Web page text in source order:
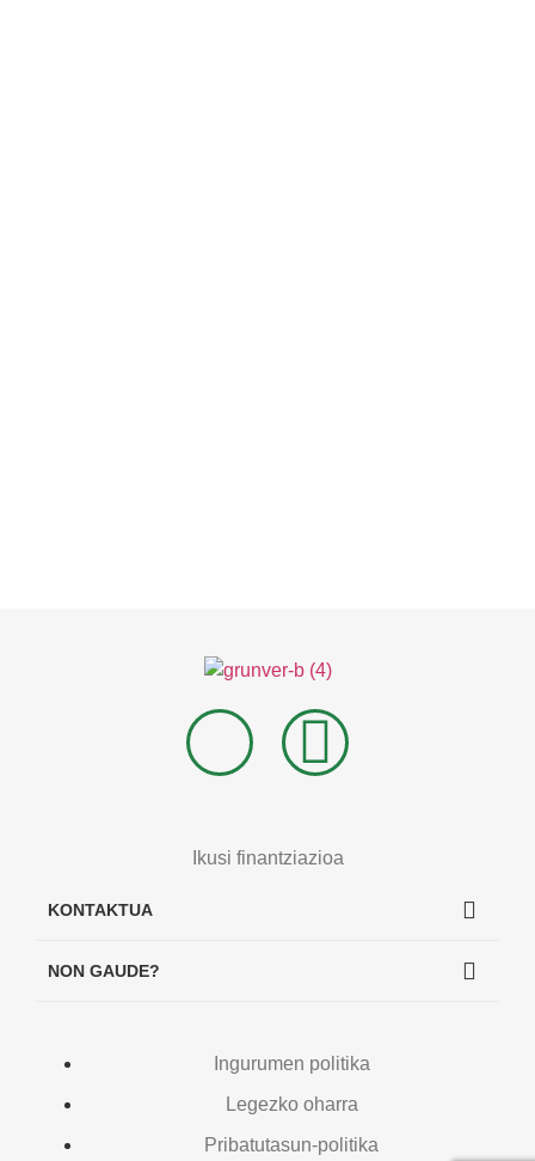
Ikusi finantziazioa
KONTAKTUA
NON GAUDE?
Ingurumen politika
Legezko oharra
Pribatutasun-politika